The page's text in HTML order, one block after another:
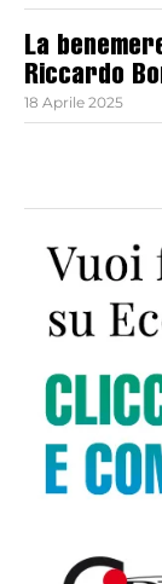
La
Riccardo
18 Aprile 2025